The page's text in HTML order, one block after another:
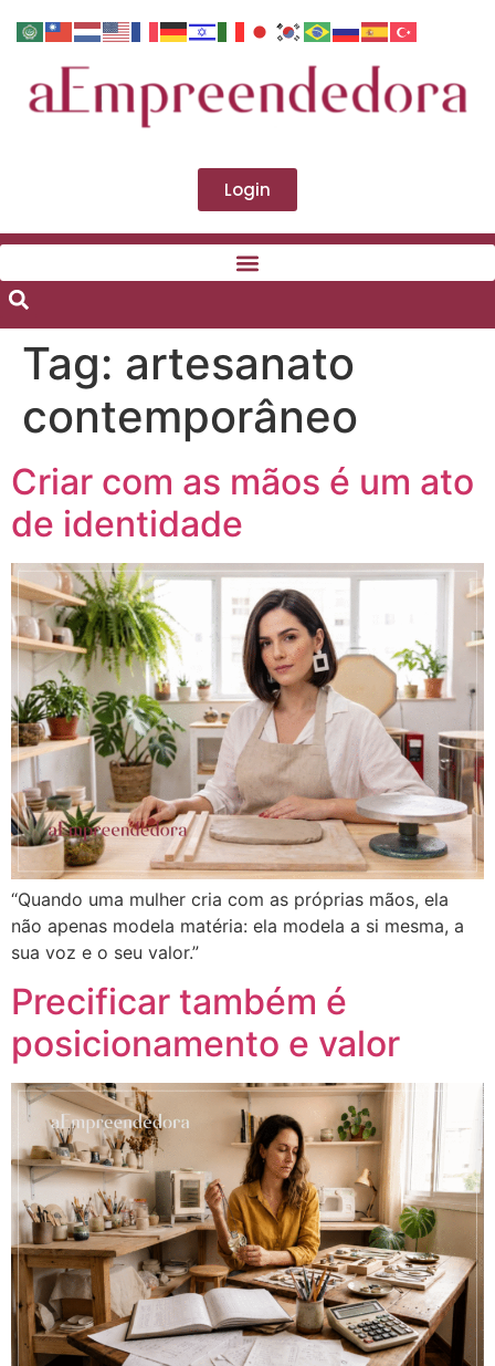
Login
Tag: artesanato
contemporâneo
Criar com as mãos é um ato
de identidade
“Quando uma mulher cria com as próprias mãos, ela
não apenas modela matéria: ela modela a si mesma, a
sua voz e o seu valor.”
Precificar também é
posicionamento e valor